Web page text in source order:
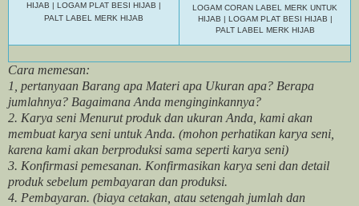
HIJAB | LOGAM PLAT BESI HIJAB |
PALT LABEL MERK HIJAB
LOGAM CORAN LABEL MERK UNTUK
HIJAB | LOGAM PLAT BESI HIJAB |
PALT LABEL MERK HIJAB
Cara memesan:
1, pertanyaan Barang apa Materi apa Ukuran apa? Berapa
jumlahnya? Bagaimana Anda menginginkannya?
2. Karya seni Menurut produk dan ukuran Anda, kami akan
membuat karya seni untuk Anda. (mohon perhatikan karya seni,
karena kami akan berproduksi sama seperti karya seni)
3. Konfirmasi pemesanan. Konfirmasikan karya seni dan detail
produk sebelum pembayaran dan produksi.
4. Pembayaran. (biaya cetakan, atau setengah jumlah dan